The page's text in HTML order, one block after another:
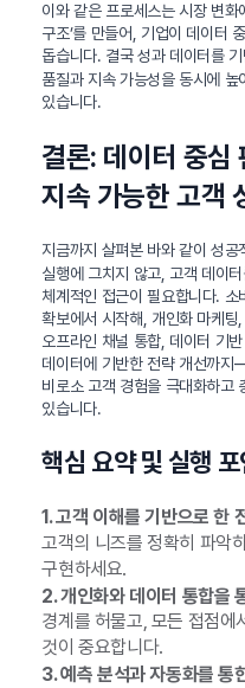
이와 같은 프로세스는 시장 변화
구조’를 만들어, 기업이 데이터
돕습니다. 결국 성과 데이터를
품질과 지속 가능성을 동시에
있습니다.
결론: 데이터 중심
지속 가능한 고객
지금까지 살펴본 바와 같이 성
실행에 그치지 않고, 고객 데이
체계적인 접근이 필요합니다.
확보에서 시작해, 개인화 마케팅
오프라인 채널 통합, 데이터 기
데이터에 기반한 전략 개선까
비로소 고객 경험을 극대화하고
있습니다.
핵심 요약 및 실행
1. 고객 이해를 기반으로 한
고객의 니즈를 정확히 파악
구현하세요.
2. 개인화와 데이터 통합을
경계를 허물고, 모든 접점에
것이 중요합니다.
3. 예측 분석과 자동화를 통